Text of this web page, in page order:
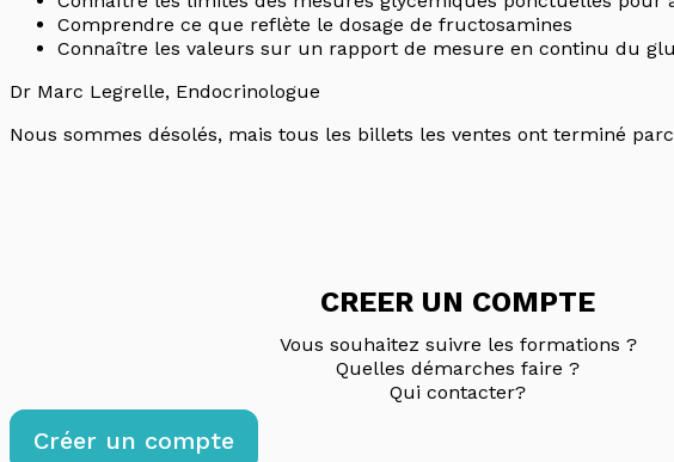
Comprendre ce que reflète le dosage de fructosamines
Connaître les valeurs sur un rapport de mesure en continu du
Dr Marc Legrelle, Endocrinologue
Nous sommes désolés, mais tous les billets les ventes ont terminé
CREER UN COMPTE
Vous souhaitez suivre les formations ?
Quelles démarches faire ?
Qui contacter?
Créer un compte